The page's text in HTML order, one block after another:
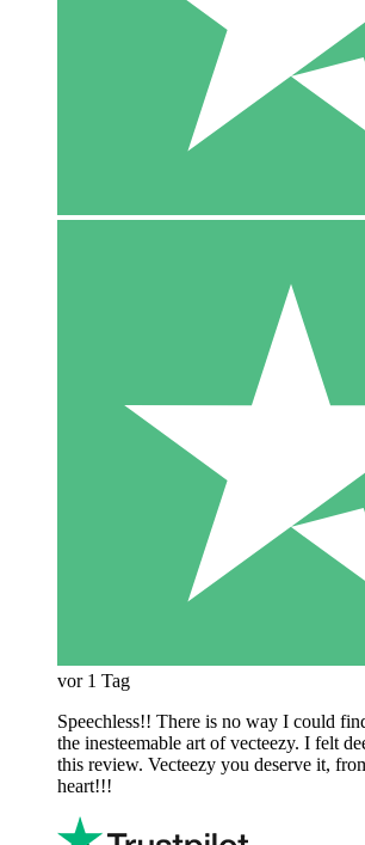
vor 1 Tag
Speechless!! There is no way I could
the inesteemable art of vecteezy. I felt
this review. Vecteezy you deserve it,
heart!!!